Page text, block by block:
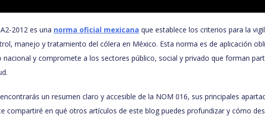
2012 es una norma oficial mexicana que establece los criterios para la
manejo y tratamiento del cólera en México. Esta norma es de aplicación
y compromete a los sectores público, social y privado que forman
un resumen claro y accesible de la NOM 016, sus principales
compartiré en qué otros artículos de este blog puedes profundizar y cómo